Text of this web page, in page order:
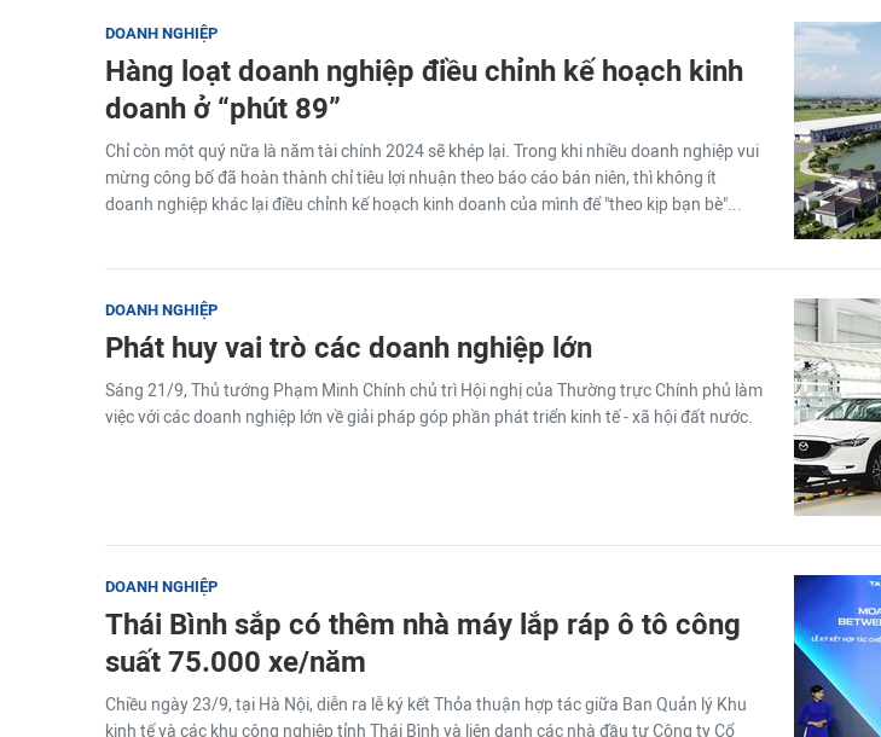
DOANH NGHIỆP
Hàng loạt doanh nghiệp điều chỉnh kế hoạch kinh
doanh ở “phút 89”
Chỉ còn một quý nữa là năm tài chính 2024 sẽ khép lại. Trong khi nhiều doanh nghiệp vui
mừng công bố đã hoàn thành chỉ tiêu lợi nhuận theo báo cáo bán niên, thì không ít
doanh nghiệp khác lại điều chỉnh kế hoạch kinh doanh của mình để "theo kịp bạn bè"...
DOANH NGHIỆP
Phát huy vai trò các doanh nghiệp lớn
Sáng 21/9, Thủ tướng Phạm Minh Chính chủ trì Hội nghị của Thường trực Chính phủ làm
việc với các doanh nghiệp lớn về giải pháp góp phần phát triển kinh tế - xã hội đất nước.
DOANH NGHIỆP
Thái Bình sắp có thêm nhà máy lắp ráp ô tô công
suất 75.000 xe/năm
Chiều ngày 23/9, tại Hà Nội, diễn ra lễ ký kết Thỏa thuận hợp tác giữa Ban Quản lý Khu
kinh tế và các khu công nghiệp tỉnh Thái Bình và liên danh các nhà đầu tư Công ty Cổ